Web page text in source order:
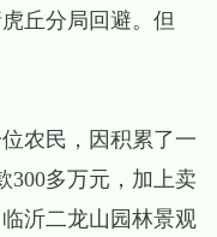
丘分局回避。但
农民，因积累了一
300多万元，加上卖
沂二龙山园林景观